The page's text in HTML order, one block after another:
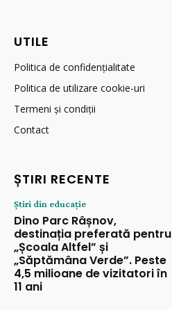
UTILE
Politica de confidențialitate
Politica de utilizare cookie-uri
Termeni și condiții
Contact
ȘTIRI RECENTE
Știri din educație
Dino Parc Râșnov,
destinația preferată pentru
„Școala Altfel” și
„Săptămâna Verde”. Peste
4,5 milioane de vizitatori în
11 ani